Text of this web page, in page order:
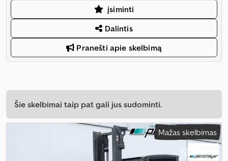
įsiminti
Dalintis
Pranešti apie skelbimą
Šie skelbimai taip pat gali jus sudominti.
Mažas skelbimas